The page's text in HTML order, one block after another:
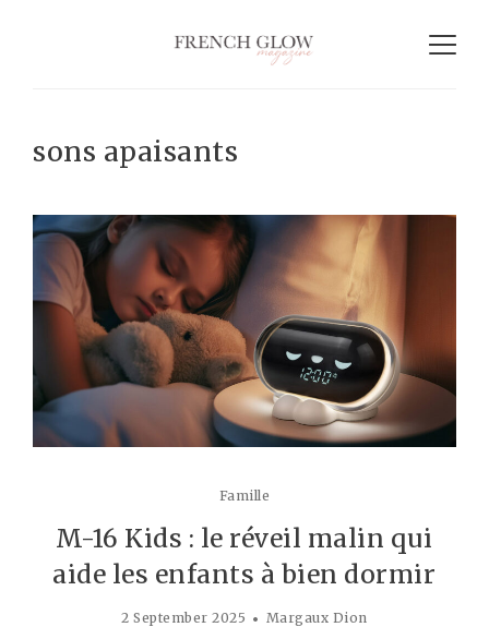
sons apaisants
Famille
M-16 Kids : le réveil malin qui
aide les enfants à bien dormir
2 September 2025 Margaux Dion